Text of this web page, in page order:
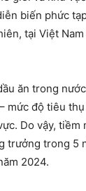
biến phức
tại Việt
ăn trong
mức độ tiêu
Do vậy, tiềm
trưởng trong 5
2024.